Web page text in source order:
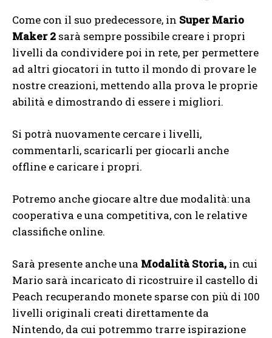
Come con il suo predecessore, in Super Mario
Maker 2 sarà sempre possibile creare i propri
livelli da condividere poi in rete, per permettere
ad altri giocatori in tutto il mondo di provare le
nostre creazioni, mettendo alla prova le proprie
abilità e dimostrando di essere i migliori.
Si potrà nuovamente cercare i livelli,
commentarli, scaricarli per giocarli anche
offline e caricare i propri.
Potremo anche giocare altre due modalità: una
cooperativa e una competitiva, con le relative
classifiche online.
Sarà presente anche una Modalità Storia, in cui
Mario sarà incaricato di ricostruire il castello di
Peach recuperando monete sparse con più di 100
livelli originali creati direttamente da
Nintendo, da cui potremmo trarre ispirazione